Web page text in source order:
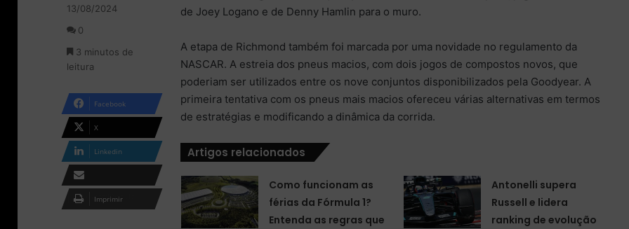
de Joey Logano e de Denny Hamlin para o muro.
A etapa de Richmond também foi marcada por uma novidade no regulamento da
NASCAR. A estreia dos pneus macios, com dois jogos de compostos novos, que
poderiam ser utilizados entre os nove conjuntos disponibilizados pela Goodyear. A
primeira tentativa com os pneus mais macios ofereceu várias alternativas em termos
de estratégias e modificando a dinâmica da corrida.
Artigos relacionados
Como funcionam as
férias da Fórmula 1?
Entenda as regras que
Antonelli supera
Russell e lidera
ranking de evolução
e
e
-
i
13/08/2024
0
3 minutos de
leitura
Facebook
X
Linkedin
Compartilhar via e-
mail
Imprimir